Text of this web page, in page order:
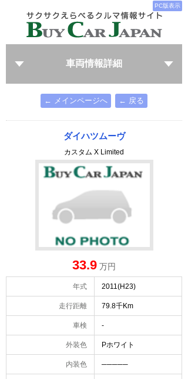
PC版表示
車両情報詳細
← メインページへ ← 戻る
ダイハツムーヴ
カスタム X Limited
33.9 万円
年式 2011(H23)
走行距離 79.8千Km
車検 -
外装色 Pホワイト
内装色 ─────